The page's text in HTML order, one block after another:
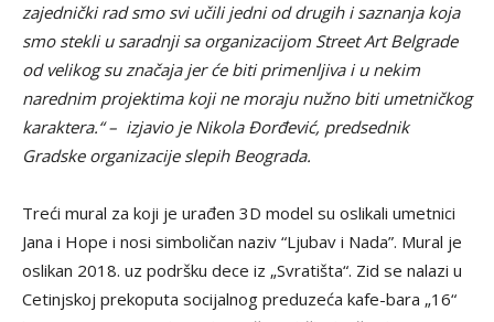
zajednički rad smo svi učili jedni od drugih i saznanja koja
smo stekli u saradnji sa organizacijom Street Art Belgrade
od velikog su značaja jer će biti primenljiva i u nekim
narednim projektima koji ne moraju nužno biti umetničkog
karaktera.“ – izjavio je Nikola Đorđević, predsednik
Gradske organizacije slepih Beograda.
Treći mural za koji je urađen 3D model su oslikali umetnici
Jana i Hope i nosi simboličan naziv “Ljubav i Nada”. Mural je
oslikan 2018. uz podršku dece iz „Svratišta“. Zid se nalazi u
Cetinjskoj prekoputa socijalnog preduzeća kafe-bara „16“